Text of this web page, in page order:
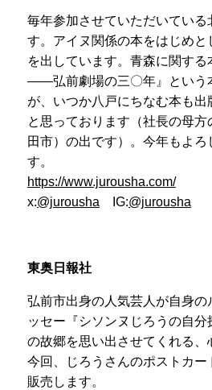
毎年参加させていただいている
す。アイヌ関係の本をはじめと
を出しています。青森に関する
――弘前劇場の三〇年』という
が、いつか八戸にちなむ本も出
と思っております（社長の母
田市）の出です）。今年もよろ
す。
https://www.jurousha.com/
x:@jurousha IG:@jurousha
東奥日報社
弘前市出身の人気芸人が自身の
ッセー『シソンヌじろうの自
の故郷を思い出させてくれる、
今回、じろうさんのポストカー
販売します。